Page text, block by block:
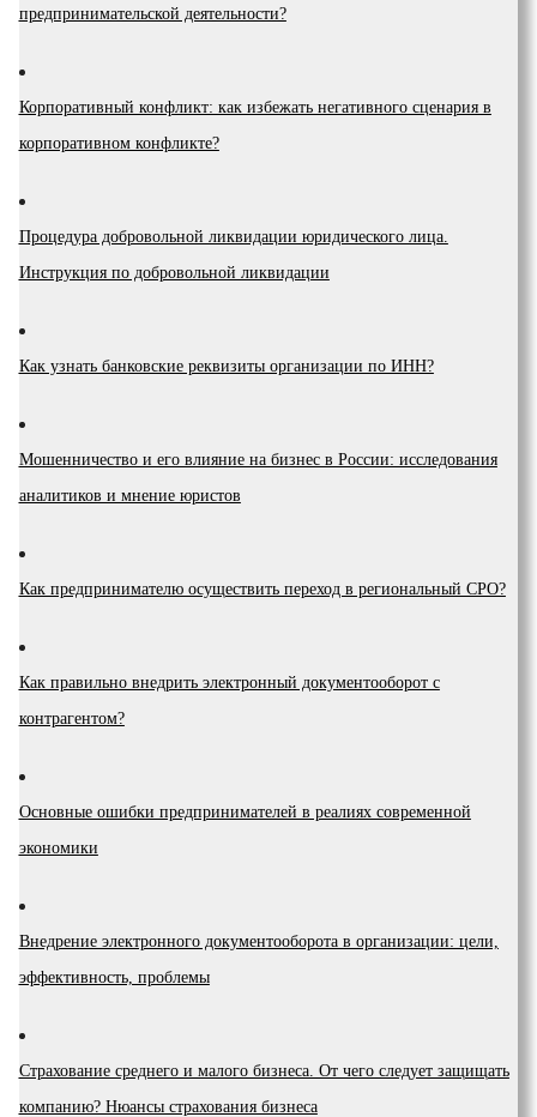
предпринимательской деятельности?
Корпоративный конфликт: как избежать негативного сценария в
корпоративном конфликте?
Процедура добровольной ликвидации юридического лица.
Инструкция по добровольной ликвидации
Как узнать банковские реквизиты организации по ИНН?
Мошенничество и его влияние на бизнес в России: исследования
аналитиков и мнение юристов
Как предпринимателю осуществить переход в региональный СРО?
Как правильно внедрить электронный документооборот с
контрагентом?
Основные ошибки предпринимателей в реалиях современной
экономики
Внедрение электронного документооборота в организации: цели,
эффективность, проблемы
Страхование среднего и малого бизнеса. От чего следует защищать
компанию? Нюансы страхования бизнеса